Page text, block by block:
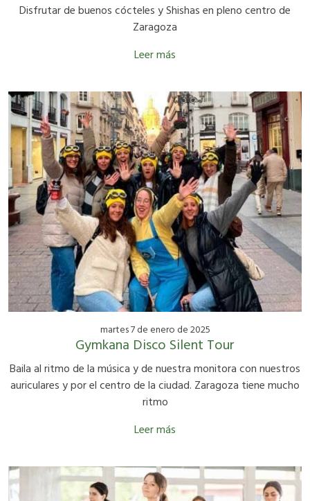
Disfrutar de buenos cócteles y Shishas en pleno centro de
Zaragoza
Leer más
martes 7 de enero de 2025
Gymkana Disco Silent Tour
Baila al ritmo de la música y de nuestra monitora con nuestros
auriculares y por el centro de la ciudad. Zaragoza tiene mucho
ritmo
Leer más